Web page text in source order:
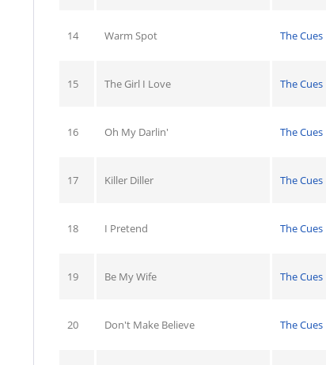
14 Warm Spot The Cues
15 The Girl I Love The Cues
16 Oh My Darlin' The Cues
17 Killer Diller The Cues
18 I Pretend The Cues
19 Be My Wife The Cues
20 Don't Make Believe The Cues